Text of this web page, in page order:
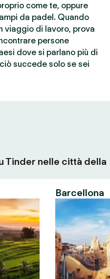
come te, oppure
da padel. Quando
viaggio di lavoro, prova
persone
dove si parlano più di
succede solo se sei
Tinder nelle città della
Barcellona